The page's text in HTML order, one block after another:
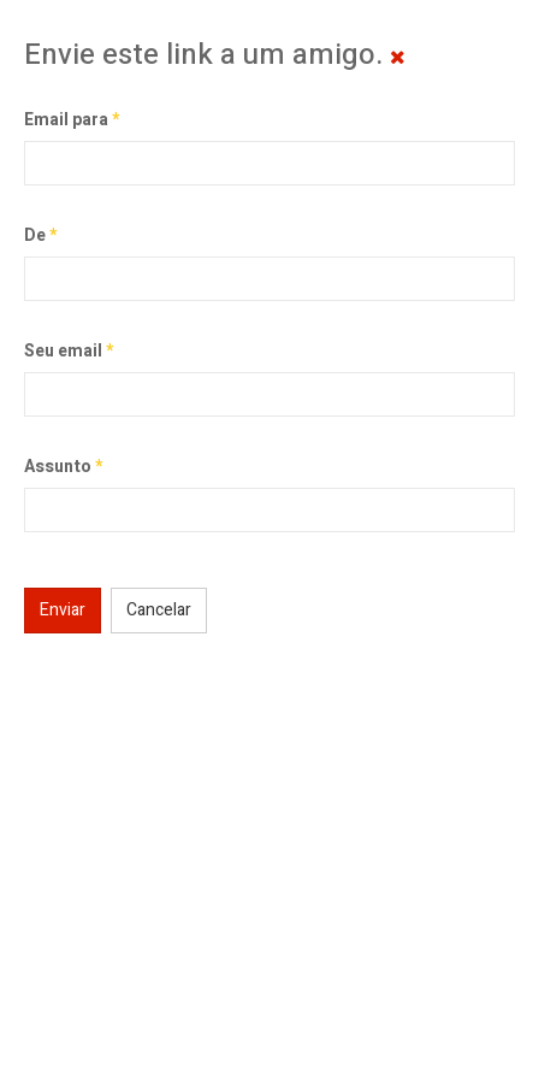
Envie este link a um amigo.
Email para*
De*
Seu email*
Assunto*
Enviar Cancelar